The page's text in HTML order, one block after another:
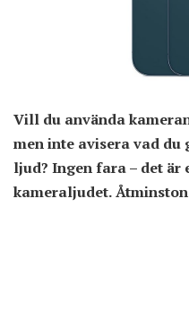
Vill du använda
men inte avisera vad
ljud? Ingen fara – det är
kameraljudet.